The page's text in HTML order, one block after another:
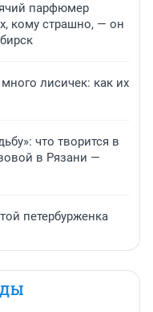
парфюмер
кому страшно, — он
лисичек: как их
что творится в
в Рязани —
петербурженка